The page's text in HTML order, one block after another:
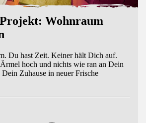
Wohnraum
Du hast Zeit. Keiner hält Dich auf.
hoch und nichts wie ran an Dein
Zuhause in neuer Frische